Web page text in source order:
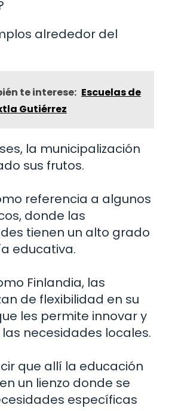
alrededor del
te interese: Escuelas de
Gutiérrez
la municipalización
sus frutos.
referencia a algunos
donde las
tienen un alto grado
educativa.
Finlandia, las
de flexibilidad en su
les permite innovar y
necesidades locales.
que allí la educación
un lienzo donde se
específicas